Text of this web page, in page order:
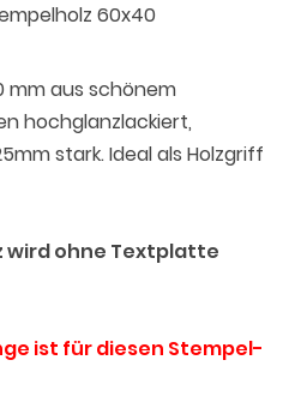
60x40
mm aus schönem
hochglanzlackiert,
stark. Ideal als Holzgriff
wird ohne Textplatte
ist für diesen Stempel-